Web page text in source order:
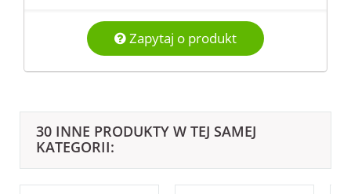
Zapytaj o produkt
30 INNE PRODUKTY W TEJ SAMEJ
KATEGORII: